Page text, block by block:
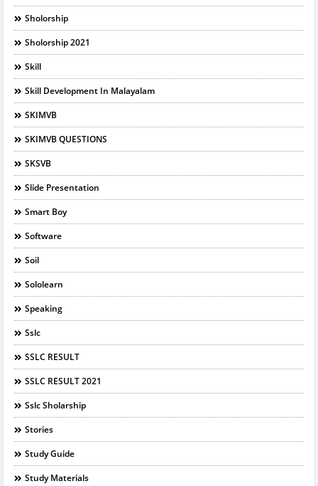
Sholorship
Sholorship 2021
Skill
Skill Development In Malayalam
SKIMVB
SKIMVB QUESTIONS
SKSVB
Slide Presentation
Smart Boy
Software
Soil
Sololearn
Speaking
Sslc
SSLC RESULT
SSLC RESULT 2021
Sslc Sholarship
Stories
Study Guide
Study Materials